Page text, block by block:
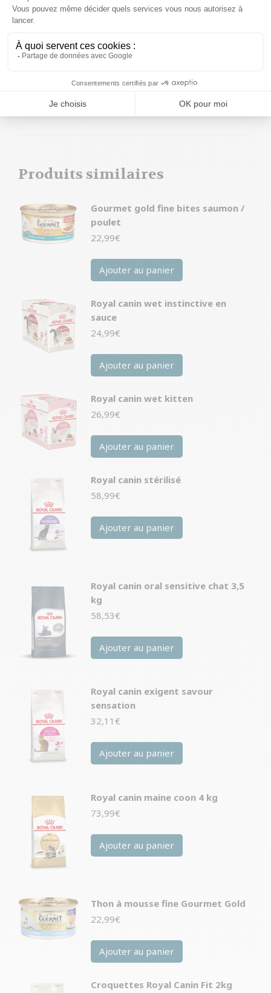
Non, la
Faites plaisir à votre chat et offrez-lui le meilleur avec
Votre chat va adorer et vous aussi !
Produits similaires
Gourmet gold fine bites saumon /
poulet
22,99€
Ajouter au panier
Royal canin wet instinctive en
sauce
24,99€
Ajouter au panier
Royal canin wet kitten
26,99€
Ajouter au panier
Royal canin stérilisé
58,99€
Ajouter au panier
Royal canin oral sensitive chat 3,5
kg
58,53€
Ajouter au panier
Royal canin exigent savour
sensation
32,11 €
Ajouter au panier
Royal canin maine coon 4 kg
73,99€
Ajouter au panier
Thon à mousse fine Gourmet Gold
22,99€
Ajouter au panier
Croquettes Royal Canin Fit 2kg